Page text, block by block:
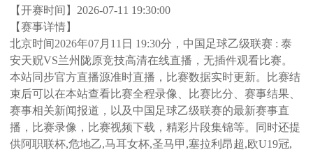
【开赛时间】 2026-07-11 19:30:00
【赛事详情】
北京时间2026年07月11日 19:30分，中国足球乙级联赛 : 泰
安天贶VS兰州陇原竞技高清在线直播，无插件观看比赛。
本站同步官方直播源准时直播，比赛数据实时更新。比赛结
束后可以在本站查看比赛全程录像、比赛比分、赛事结果、
赛事相关新闻报道，以及中国足球乙级联赛的最新赛事直
播，比赛录像，比赛视频下载，精彩片段集锦等。同时还提
供阿职联杯,危地乙,马耳女杯,圣马甲,塞拉利昂超,欧U19冠,